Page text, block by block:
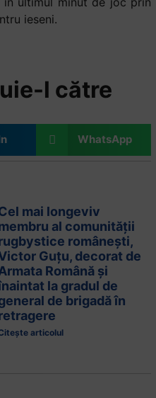
ieseni.
l către
WhatsApp
mai longeviv
al comunității
românești,
Guțu, decorat de
Română și
la gradul de
de brigadă în
articolul